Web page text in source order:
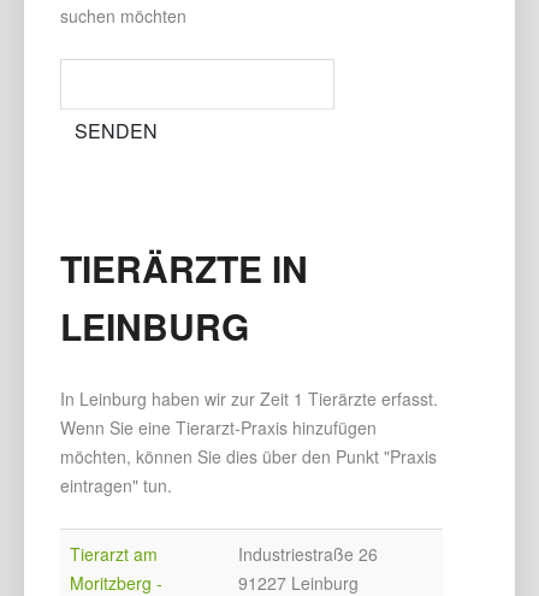
suchen möchten
TIERÄRZTE IN
LEINBURG
In Leinburg haben wir zur Zeit 1 Tierärzte erfasst.
Wenn Sie eine Tierarzt-Praxis hinzufügen
möchten, können Sie dies über den Punkt "Praxis
eintragen" tun.
Tierarzt am
Moritzberg -
Industriestraße 26
91227 Leinburg